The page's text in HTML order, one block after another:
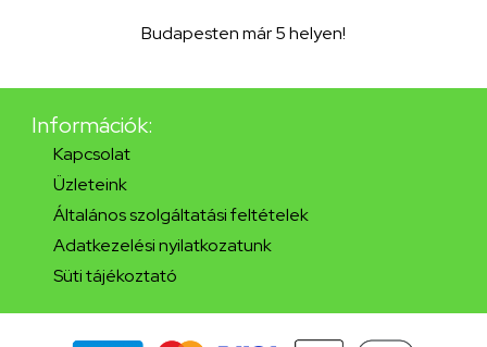
Budapesten már 5 helyen!
Információk:
Kapcsolat
Üzleteink
Általános szolgáltatási feltételek
Adatkezelési nyilatkozatunk
Süti tájékoztató